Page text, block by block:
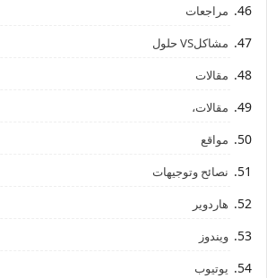
مراجعات
مشاكلVS حلول
مقالات
مقالات،
مواقع
نصائح وتوجيهات
هاردوير
ويندوز
يوتيوب